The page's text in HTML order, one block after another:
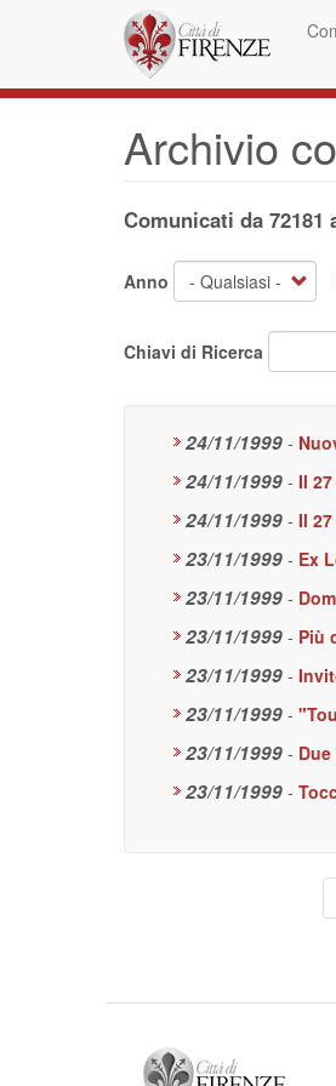
principale
Archivio
Comunicati da 72181
Anno
Chiavi di Ricerca
24/11/1999 -
24/11/1999 - Il
24/11/1999 - Il
23/11/1999 - Ex
23/11/1999 -
23/11/1999 - Più
23/11/1999 -
23/11/1999 -
23/11/1999 -
23/11/1999 -